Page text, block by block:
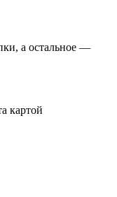
а остальное —
картой